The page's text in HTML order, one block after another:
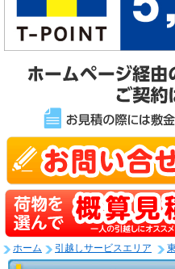
ホーム 引越しサービスエリア